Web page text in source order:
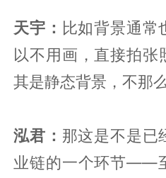
天宇： 比如背景通常
以不用画，直接拍张
其是静态背景，不那
泓君： 那这是不是已
业链的一个环节——